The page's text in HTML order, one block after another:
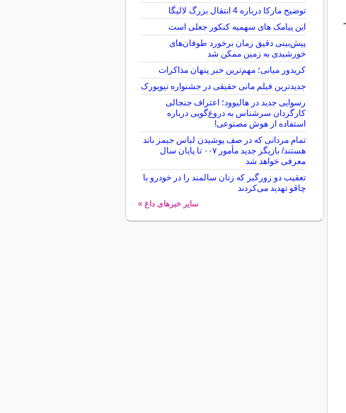
توضیح مارکا درباره 4 انتقال بزرگ لالیگا
این پیامک های سهمیه کنکور جعلی است
پیش‌بینی دقیق زمان برخورد طوفان‌های
خورشیدی به زمین ممکن شد
کریدور میانی؛ مهم‌ترین خبر پنهان مذاکرات
جدیدترین فیلم مانی حقیقی در جشنواره نیویورک
رسوایی جدید در هالیوود؛ اعتراف جنجالی
کارگردان سرشناس به دروغ‌گویی درباره
استفاده از هوش مصنوعی!
تمام مردانی که در صف پوشیدن لباس جیمز باند
هستند/ بازیگر جدید مأمور ۰۰۷ تا پایان سال
معرفی خواهد شد
تعقیب دو زورگیر که زنان سالمند را در خودرو با
چاقو تهدید می‌کردند
سایر خبرهای داغ »